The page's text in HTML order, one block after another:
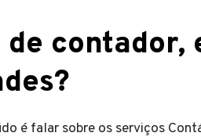
contador,
é falar sobre os serviços